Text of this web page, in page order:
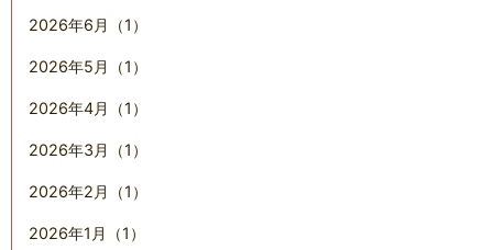
2026年6月（1）
2026年5月（1）
2026年4月（1）
2026年3月（1）
2026年2月（1）
2026年1月（1）